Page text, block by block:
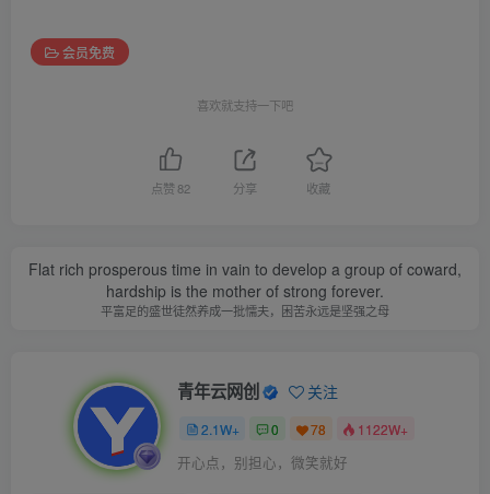
会员免费
喜欢就支持一下吧
点赞82 分享 收藏
Flat rich prosperous time in vain to develop a group of coward,
hardship is the mother of strong forever.
平富足的盛世徒然养成一批懦夫，困苦永远是坚强之母
青年云网创 关注
2.1W+ 0 78 1122W+
开心点，别担心，微笑就好